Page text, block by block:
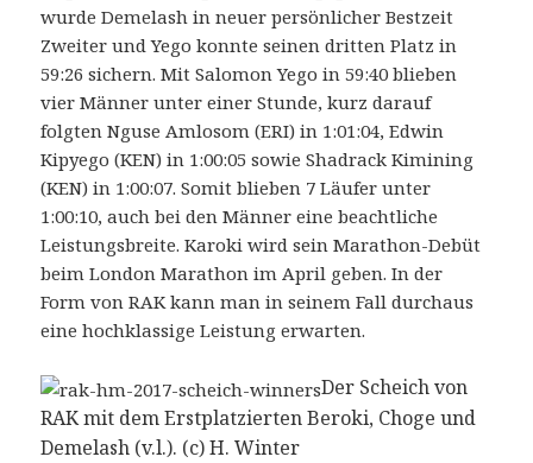
wurde Demelash in neuer persönlicher Bestzeit
Zweiter und Yego konnte seinen dritten Platz in
59:26 sichern. Mit Salomon Yego in 59:40 blieben
vier Männer unter einer Stunde, kurz darauf
folgten Nguse Amlosom (ERI) in 1:01:04, Edwin
Kipyego (KEN) in 1:00:05 sowie Shadrack Kimining
(KEN) in 1:00:07. Somit blieben 7 Läufer unter
1:00:10, auch bei den Männer eine beachtliche
Leistungsbreite. Karoki wird sein Marathon-Debüt
beim London Marathon im April geben. In der
Form von RAK kann man in seinem Fall durchaus
eine hochklassige Leistung erwarten.
Der Scheich von
RAK mit dem Erstplatzierten Beroki, Choge und
Demelash (v.l.). (c) H. Winter